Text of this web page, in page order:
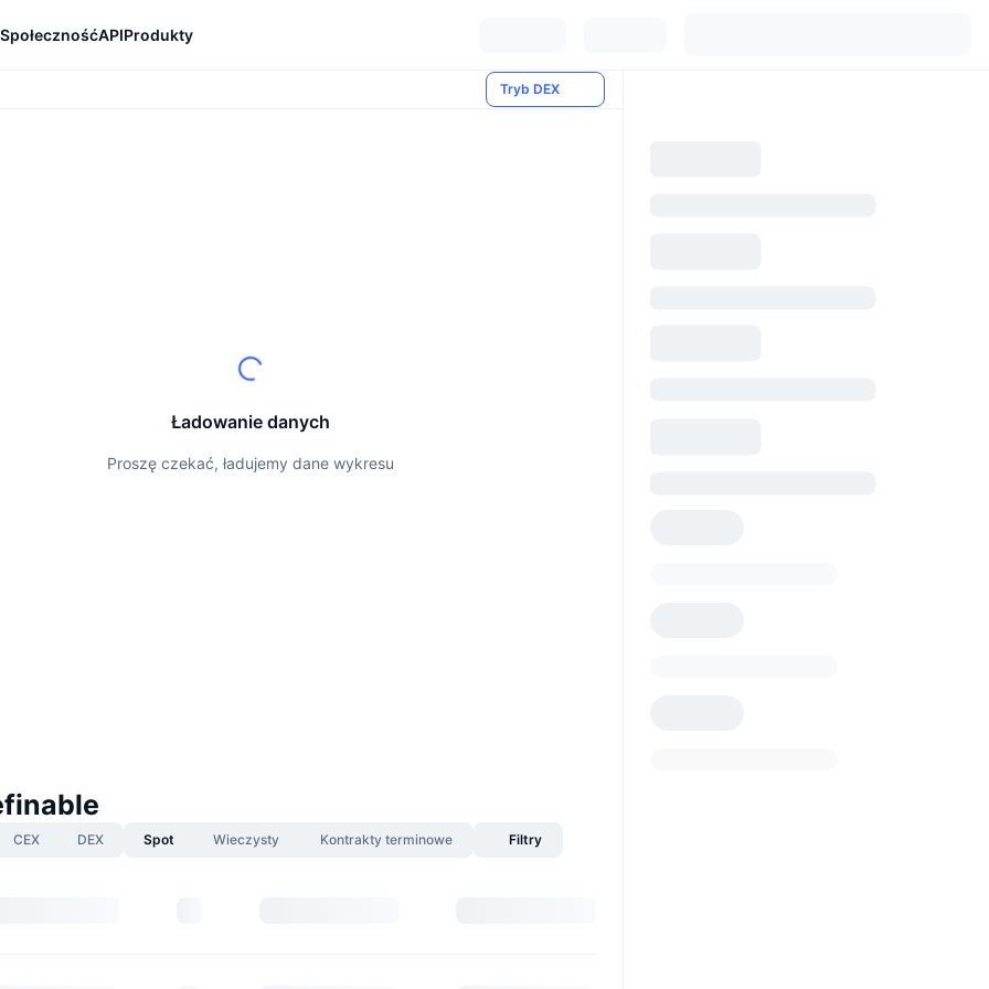
SpołecznośćAPIProdukty
Tryb DEX
Ładowanie danych
Proszę czekać, ładujemy dane wykresu
CEX DEX Spot Wieczysty Kontrakty terminowe Filtry